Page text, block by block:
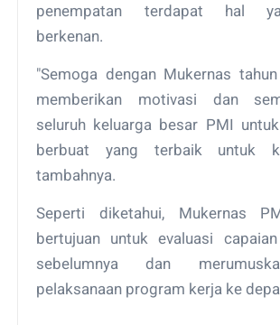
penempatan terdapat hal
berkenan.
"Semoga dengan Mukernas
memberikan motivasi dan
seluruh keluarga besar PMI
berbuat yang terbaik untuk
tambahnya.
Seperti diketahui, Mukernas
bertujuan untuk evaluasi
sebelumnya dan
pelaksanaan program kerja ke